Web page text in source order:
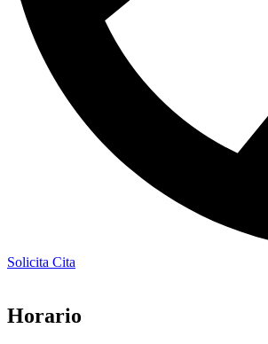
Solicita Cita
Horario